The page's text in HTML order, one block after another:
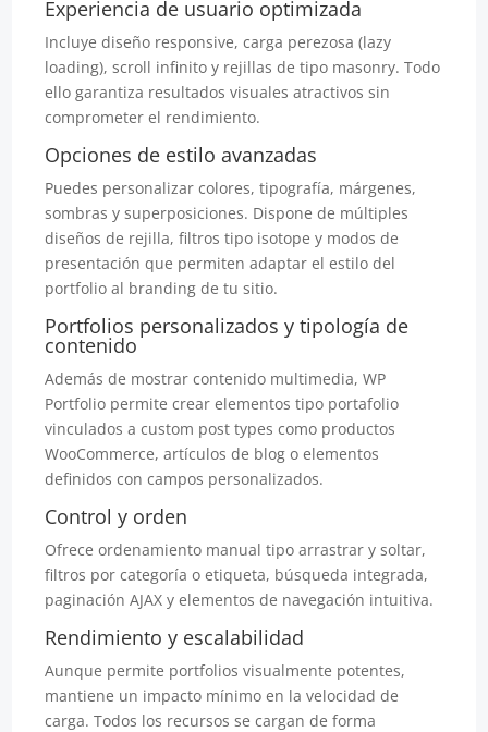
Experiencia de usuario optimizada
Incluye diseño responsive, carga perezosa (lazy
loading), scroll infinito y rejillas de tipo masonry. Todo
ello garantiza resultados visuales atractivos sin
comprometer el rendimiento.
Opciones de estilo avanzadas
Puedes personalizar colores, tipografía, márgenes,
sombras y superposiciones. Dispone de múltiples
diseños de rejilla, filtros tipo isotope y modos de
presentación que permiten adaptar el estilo del
portfolio al branding de tu sitio.
Portfolios personalizados y tipología de
contenido
Además de mostrar contenido multimedia, WP
Portfolio permite crear elementos tipo portafolio
vinculados a custom post types como productos
WooCommerce, artículos de blog o elementos
definidos con campos personalizados.
Control y orden
Ofrece ordenamiento manual tipo arrastrar y soltar,
filtros por categoría o etiqueta, búsqueda integrada,
paginación AJAX y elementos de navegación intuitiva.
Rendimiento y escalabilidad
Aunque permite portfolios visualmente potentes,
mantiene un impacto mínimo en la velocidad de
carga. Todos los recursos se cargan de forma